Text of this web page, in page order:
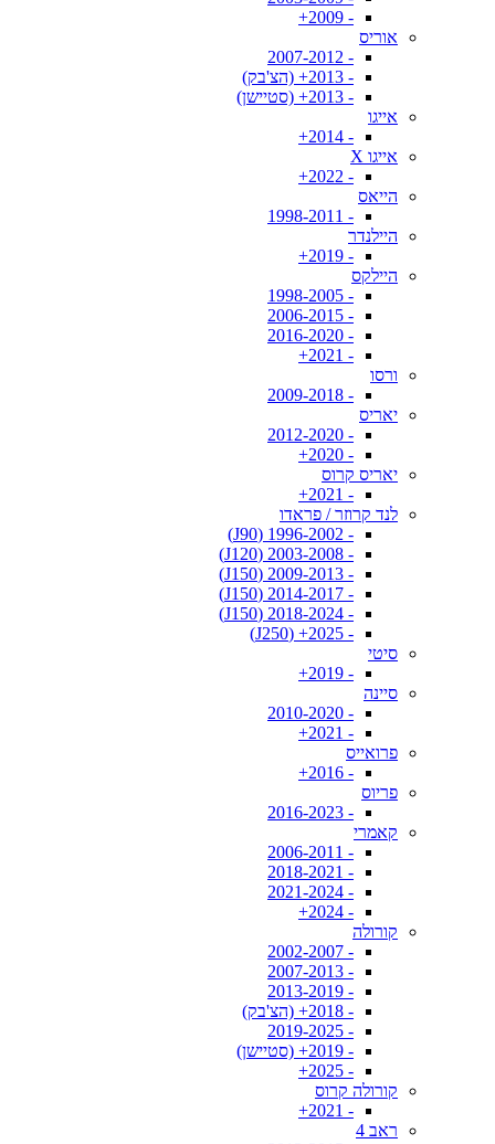
- 2009+
אוריס
- 2007-2012
- 2013+ (הצ'בק)
- 2013+ (סטיישן)
אייגו
- 2014+
אייגו X
- 2022+
הייאס
- 1998-2011
היילנדר
- 2019+
היילקס
- 1998-2005
- 2006-2015
- 2016-2020
- 2021+
ורסו
- 2009-2018
יאריס
- 2012-2020
- 2020+
יאריס קרוס
- 2021+
לנד קרוזר / פראדו
- 1996-2002 (J90)
- 2003-2008 (J120)
- 2009-2013 (J150)
- 2014-2017 (J150)
- 2018-2024 (J150)
- 2025+ (J250)
סיטי
- 2019+
סיינה
- 2010-2020
- 2021+
פרואייס
- 2016+
פריוס
- 2016-2023
קאמרי
- 2006-2011
- 2018-2021
- 2021-2024
- 2024+
קורולה
- 2002-2007
- 2007-2013
- 2013-2019
- 2018+ (הצ'בק)
- 2019-2025
- 2019+ (סטיישן)
- 2025+
קורולה קרוס
- 2021+
ראב 4